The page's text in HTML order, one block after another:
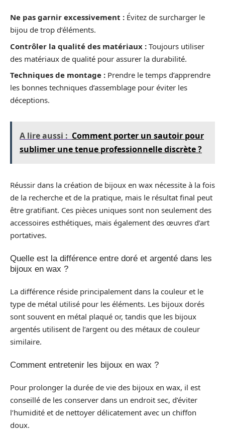
Ne pas garnir excessivement : Évitez de surcharger le
bijou de trop d’éléments.
Contrôler la qualité des matériaux : Toujours utiliser
des matériaux de qualité pour assurer la durabilité.
Techniques de montage : Prendre le temps d’apprendre
les bonnes techniques d’assemblage pour éviter les
déceptions.
A lire aussi : Comment porter un sautoir pour
sublimer une tenue professionnelle discrète ?
Réussir dans la création de bijoux en wax nécessite à la fois
de la recherche et de la pratique, mais le résultat final peut
être gratifiant. Ces pièces uniques sont non seulement des
accessoires esthétiques, mais également des œuvres d’art
portatives.
Quelle est la différence entre doré et argenté dans les
bijoux en wax ?
La différence réside principalement dans la couleur et le
type de métal utilisé pour les éléments. Les bijoux dorés
sont souvent en métal plaqué or, tandis que les bijoux
argentés utilisent de l’argent ou des métaux de couleur
similaire.
Comment entretenir les bijoux en wax ?
Pour prolonger la durée de vie des bijoux en wax, il est
conseillé de les conserver dans un endroit sec, d’éviter
l’humidité et de nettoyer délicatement avec un chiffon
doux.